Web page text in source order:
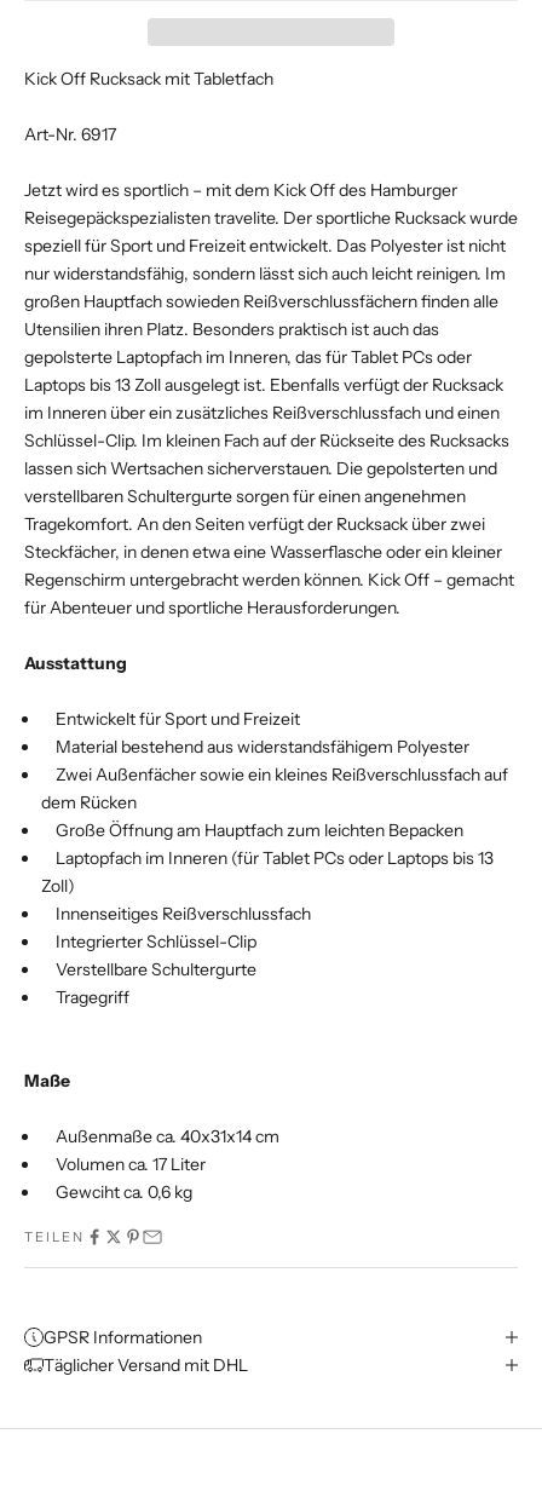
Kick Off Rucksack mit Tabletfach
Art-Nr. 6917
Jetzt wird es sportlich – mit dem Kick Off des Hamburger
Reisegepäckspezialisten travelite. Der sportliche Rucksack wurde
speziell für Sport und Freizeit entwickelt. Das Polyester ist nicht
nur widerstandsfähig, sondern lässt sich auch leicht reinigen. Im
großen Hauptfach sowieden Reißverschlussfächern finden alle
Utensilien ihren Platz. Besonders praktisch ist auch das
gepolsterte Laptopfach im Inneren, das für Tablet PCs oder
Laptops bis 13 Zoll ausgelegt ist. Ebenfalls verfügt der Rucksack
im Inneren über ein zusätzliches Reißverschlussfach und einen
Schlüssel-Clip. Im kleinen Fach auf der Rückseite des Rucksacks
lassen sich Wertsachen sicherverstauen. Die gepolsterten und
verstellbaren Schultergurte sorgen für einen angenehmen
Tragekomfort. An den Seiten verfügt der Rucksack über zwei
Steckfächer, in denen etwa eine Wasserflasche oder ein kleiner
Regenschirm untergebracht werden können. Kick Off – gemacht
für Abenteuer und sportliche Herausforderungen.
Ausstattung
Entwickelt für Sport und Freizeit
Material bestehend aus widerstandsfähigem Polyester
Zwei Außenfächer sowie ein kleines Reißverschlussfach auf
dem Rücken
Große Öffnung am Hauptfach zum leichten Bepacken
Laptopfach im Inneren (für Tablet PCs oder Laptops bis 13
Zoll)
Innenseitiges Reißverschlussfach
Integrierter Schlüssel-Clip
Verstellbare Schultergurte
Tragegriff
Maße
Außenmaße ca. 40x31x14 cm
Volumen ca. 17 Liter
Gewciht ca. 0,6 kg
TEILEN
GPSR Informationen
Täglicher Versand mit DHL